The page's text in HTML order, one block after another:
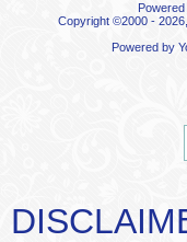
Copyright ©2000 -
Powered by